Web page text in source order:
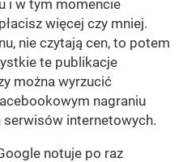
i w tym momencie
więcej czy mniej.
nie czytają cen, to potem
te publikacje
można wyrzucić
nagraniu
internetowych.
notuje po raz